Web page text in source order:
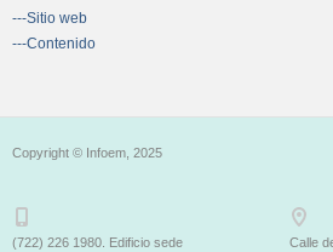
---Sitio web
---Contenido
Copyright © Infoem, 2025
(722) 226 1980. Edificio sede
Calle